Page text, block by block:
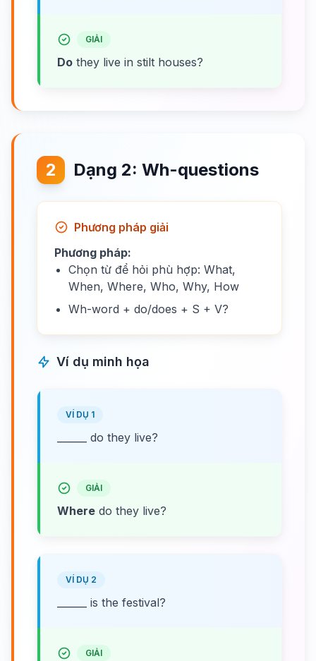
GIẢI
Do they live in stilt houses?
2 Dạng 2: Wh-questions
Phương pháp giải
Phương pháp:
Chọn từ để hỏi phù hợp: What,
When, Where, Who, Why, How
Wh-word + do/does + S + V?
Ví dụ minh họa
VÍ DỤ 1
______ do they live?
GIẢI
Where do they live?
VÍ DỤ 2
______ is the festival?
GIẢI